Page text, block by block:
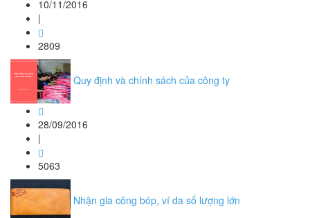
10/11/2016
|
2809
Quy định và chính sách của công ty
28/09/2016
|
5063
Nhận gia công bóp, ví da số lượng lớn